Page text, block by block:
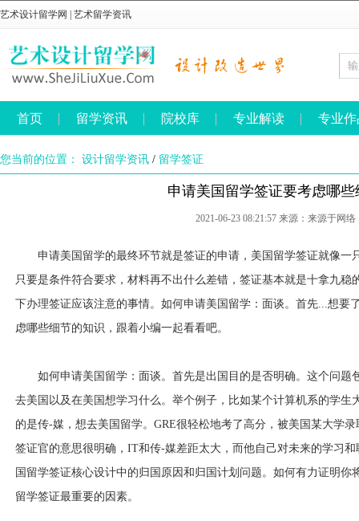
艺术设计留学网 艺术留学资讯
首页 留学资讯 院校库 专业解读 专业
您当前的位置： 设计留学资讯 / 留学签证
申请美国留学签证要考虑哪些
2021-06-23 08:21:57 来源：来源于网络
申请美国留学的最终环节就是签证的申请，美国留学签证就像一
只要是条件符合要求，材料再不出什么差错，签证基本就是十拿九稳
下办理签证应该注意的事情。如何申请美国留学：面谈。首先...想要
虑哪些细节的知识，跟着小编一起看看吧。
如何申请美国留学：面谈。首先是出国目的是否明确。这个问题
去美国以及在美国想学习什么。举个例子，比如某个计算机系的学生
的是传-媒，想去美国留学。GRE很轻松地考了高分，被美国某大学
签证官的意思很明确，IT和传-媒差距太大，而他自己对未来的学习
国留学签证核心设计中的归国原因和归国计划问题。如何有力证明你
留学签证最重要的因素。